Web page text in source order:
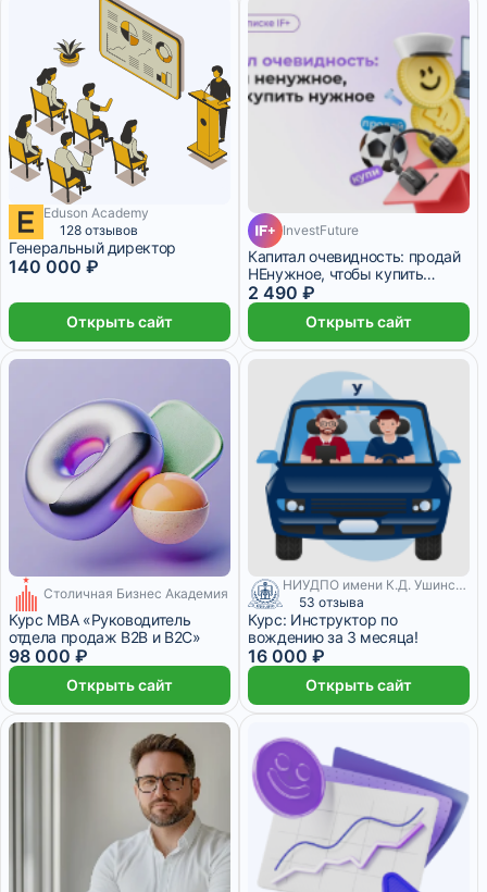
11 666 ₽/мес 4 месяца
Eduson Academy
128 отзывов
Генеральный директор
140 000 ₽
Открыть сайт
InvestFuture
Капитал очевидность: продай
НЕнужное, чтобы купить
НУЖНОЕ
2 490 ₽
Открыть сайт
8 160 ₽/мес 9 месяцев
Столичная Бизнес Академия
Курс MBA «Руководитель
отдела продаж B2B и B2C»
98 000 ₽
Открыть сайт
НИУДПО имени К.Д. Ушинского
53 отзыва
Курс: Инструктор по
вождению за 3 месяца!
16 000 ₽
Открыть сайт